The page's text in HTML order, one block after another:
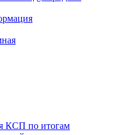
КСП по итогам